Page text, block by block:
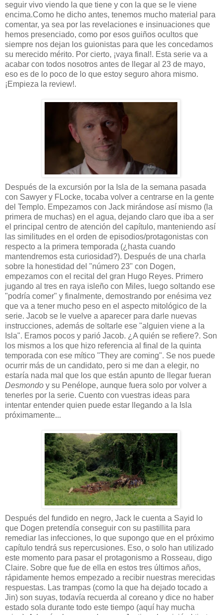
seguir vivo viendo la que tiene y con la que se le viene
encima.Como he dicho antes, tenemos mucho material para
comentar, ya sea por las revelaciones e insinuaciones que
hemos presenciado, como por esos guiños ocultos que
siempre nos dejan los guionistas para que les concedamos
su merecido mérito. Por cierto, ¡vaya final!. Esta serie va a
acabar con todos nosotros antes de llegar al 23 de mayo,
eso es de lo poco de lo que estoy seguro ahora mismo.
¡Empieza la review!.
Después de la excursión por la Isla de la semana pasada
con Sawyer y FLocke, tocaba volver a centrarse en la gente
del Templo. Empezamos con Jack mirándose así mismo (la
primera de muchas) en el agua, dejando claro que iba a ser
el principal centro de atención del capítulo, manteniendo así
las similitudes en el orden de episodios/protagonistas con
respecto a la primera temporada (¿hasta cuando
mantendremos esta curiosidad?). Después de una charla
sobre la honestidad del "número 23" con Dogen,
empezamos con el recital del gran Hugo Reyes. Primero
jugando al tres en raya isleño con Miles, luego soltando ese
"podría comer" y finalmente, demostrando por enésima vez
que va a tener mucho peso en el aspecto mitológico de la
serie. Jacob se le vuelve a aparecer para darle nuevas
instrucciones, además de soltarle ese "alguien viene a la
Isla". Eramos pocos y parió Jacob. ¿A quién se refiere?. Son
los mismos a los que hizo referencia al final de la quinta
temporada con ese mítico "They are coming". Se nos puede
ocurrir más de un candidato, pero si me dan a elegir, no
estaría nada mal que los que están apunto de llegar fueran
Desmondo y su Penélope, aunque fuera solo por volver a
tenerles por la serie. Cuento con vuestras ideas para
intentar entender quien puede estar llegando a la Isla
próximamente...
Después del fundido en negro, Jack le cuenta a Sayid lo
que Dogen pretendía conseguir con su pastillita para
remediar las infecciones, lo que supongo que en el próximo
capítulo tendrá sus repercusiones. Eso, o solo han utilizado
este momento para pasar el protagonismo a Rosseau, digo
Claire. Sobre que fue de ella en estos tres últimos años,
rápidamente hemos empezado a recibir nuestras merecidas
respuestas. Las trampas (como la que ha dejado tocado a
Jin) son suyas, todavía recuerda al coreano y dice no haber
estado sola durante todo este tiempo (aquí hay mucha